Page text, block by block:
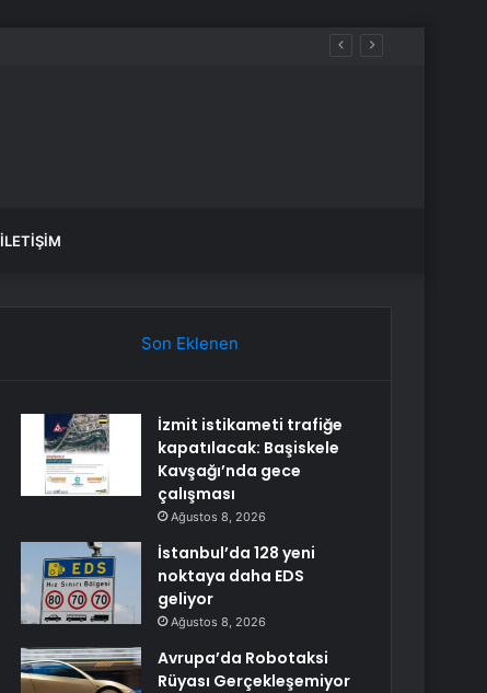
İLETIŞIM
Son Eklenen
İzmit istikameti trafiğe
kapatılacak: Başiskele
Kavşağı’nda gece
çalışması
Ağustos 8, 2026
İstanbul’da 128 yeni
noktaya daha EDS
geliyor
Ağustos 8, 2026
Avrupa’da Robotaksi
Rüyası Gerçekleşemiyor